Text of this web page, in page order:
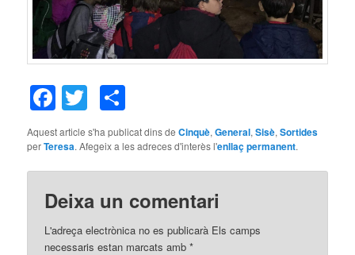
Facebook
Twitter
Aquest article s'ha publicat dins deCinquè,General,Sisè,Sortides
perTeresa. Afegeix a les adreces d'interès l'enllaç permanent.
Deixa un comentari
L'adreça electrònica no es publicarà Els camps
necessaris estan marcats amb*